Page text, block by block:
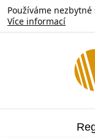
Používáme
Více informací